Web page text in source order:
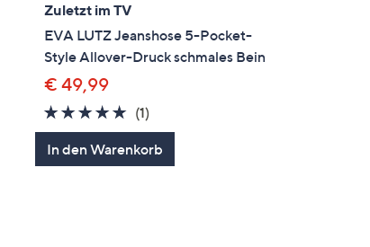
Zuletzt im TV
EVA LUTZ Jeanshose 5-Pocket-
Style Allover-Druck schmales Bein
€ 49,99
5.0
von
5
(1)
Bewertungen
In den Warenkorb